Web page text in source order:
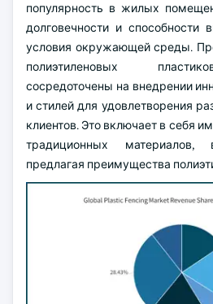
популярность в жилых
долговечности и способности
условия окружающей среды.
полиэтиленовых
сосредоточены на внедрении
и стилей для удовлетворения
клиентов. Это включает в себя
традиционных материалов,
предлагая преимущества